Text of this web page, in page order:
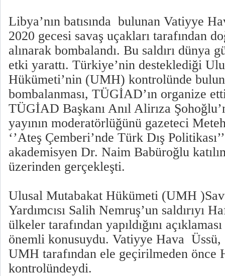
Libya’nın batısında bulunan Vatiyye
2020 gecesi savaş uçakları tarafından
alınarak bombalandı. Bu saldırı dünya
etki yarattı. Türkiye’nin desteklediği
Hükümeti’nin (UMH) kontrolünde
bombalanması, TÜGİAD’ın organize
TÜGİAD Başkanı Anıl Alirıza
yayının moderatörlüğünü gazeteci
‘’Ateş Çemberi’nde Türk Dış
akademisyen Dr. Naim Babüroğlu
üzerinden gerçekleşti.
Ulusal Mutabakat Hükümeti (UMH
Yardımcısı Salih Nemruş’un saldırıyı
ülkeler tarafından yapıldığını
önemli konusuydu. Vatiyye Hava Üssü,
UMH tarafından ele geçirilmeden önce
kontrolündeydi.